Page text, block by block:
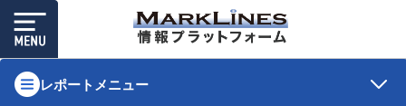
レポートメニュー